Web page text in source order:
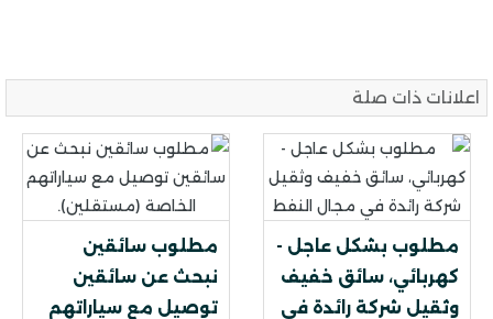
اعلانات ذات صلة
مطلوب بشكل عاجل -
كهربائي، سائق خفيف
وثقيل شركة رائدة في
مطلوب سائقين
نبحث عن سائقين
توصيل مع سياراتهم